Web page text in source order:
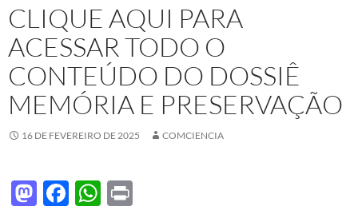
CLIQUE AQUI PARA
ACESSAR TODO O
CONTEÚDO DO DOSSIÊ
MEMÓRIA E PRESERVAÇÃO
16 DE FEVEREIRO DE 2025 COMCIENCIA
M F
W